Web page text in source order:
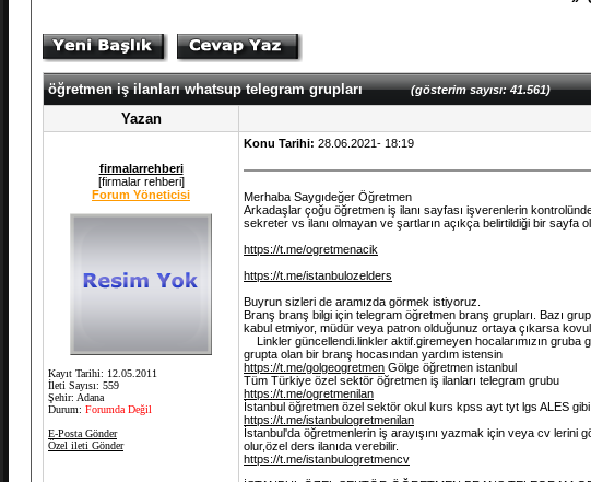
öğretmen iş ilanları whatsup telegram grupları(gösterim sayısı: 41.561)
Yazan
firmalarrehberi
[firmalar rehberi]
Forum Yöneticisi
Kayıt Tarihi: 12.05.2011
İleti Sayısı: 559
Şehir: Adana
Durum: Forumda Değil
E-Posta Gönder
Özel ileti Gönder
Konu Tarihi: 28.06.2021- 18:19
Merhaba Saygıdeğer Öğretmen
Arkadaşlar çoğu öğretmen iş ilanı sayfası işverenlerin
sekreter vs ilanı olmayan ve şartların açıkça belirtildiği bir sayfa
https://t.me/ogretmenacik
https://t.me/istanbulozelders
Buyrun sizleri de aramızda görmek istiyoruz.
Branş branş bilgi için telegram öğretmen branş grupları. Bazı
kabul etmiyor, müdür veya patron olduğunuz ortaya çıkarsa
Linkler güncellendi.linkler aktif.giremeyen hocalarımızın gruba
grupta olan bir branş hocasından yardım istensin
https://t.me/golgeogretmen Gölge öğretmen istanbul
Tüm Türkiye özel sektör öğretmen iş ilanları telegram grubu
https://t.me/ogretmenilan
İstanbul öğretmen özel sektör okul kurs kpss ayt tyt lgs ALES
https://t.me/istanbulogretmenilan
İstanbul'da öğretmenlerin iş arayışını yazmak için veya cv lerini
olur,özel ders ilanıda verebilir.
https://t.me/istanbulogretmencv